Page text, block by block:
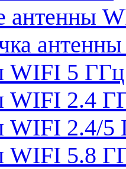
антенны
WIFI 5 ГГц
WIFI 2.4
WIFI 2.4/5
WIFI 5.8